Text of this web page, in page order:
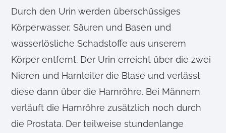
Durch den Urin werden überschüssiges
Körperwasser, Säuren und Basen und
wasserlösliche Schadstoffe aus unserem
Körper entfernt. Der Urin erreicht über die zwei
Nieren und Harnleiter die Blase und verlässt
diese dann über die Harnröhre. Bei Männern
verläuft die Harnröhre zusätzlich noch durch
die Prostata. Der teilweise stundenlange